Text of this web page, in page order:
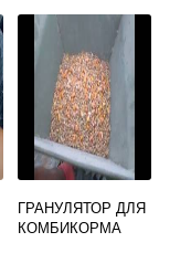
ГРАНУЛЯТОР ДЛЯ
КОМБИКОРМА